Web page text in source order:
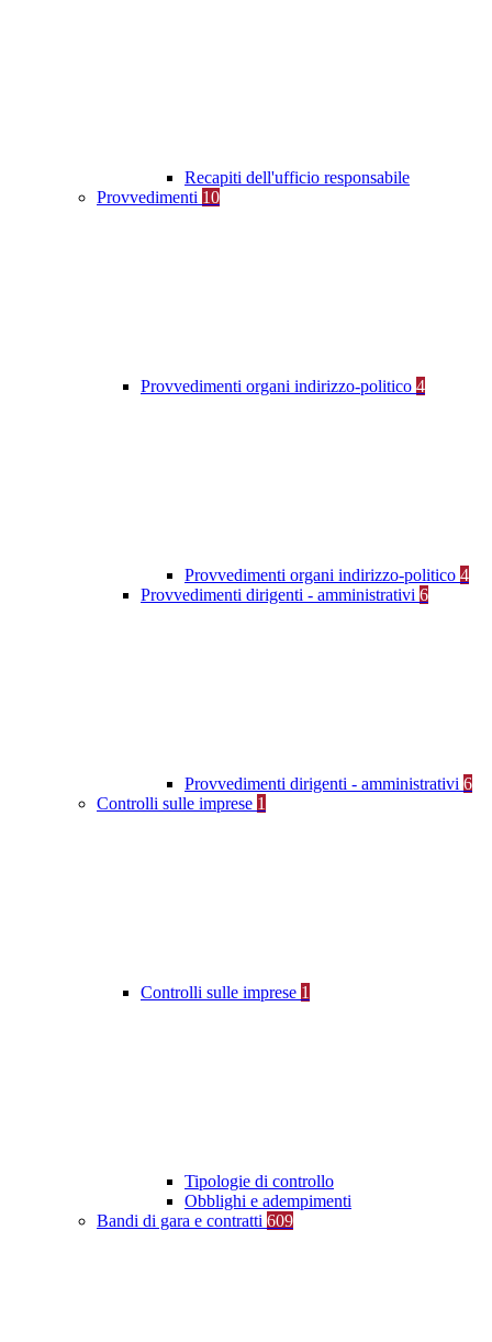
Recapiti dell'ufficio responsabile
Provvedimenti 10
Provvedimenti organi indirizzo-politico 4
Provvedimenti organi indirizzo-politico 4
Provvedimenti dirigenti - amministrativi 6
Provvedimenti dirigenti - amministrativi 6
Controlli sulle imprese 1
Controlli sulle imprese 1
Tipologie di controllo
Obblighi e adempimenti
Bandi di gara e contratti 609